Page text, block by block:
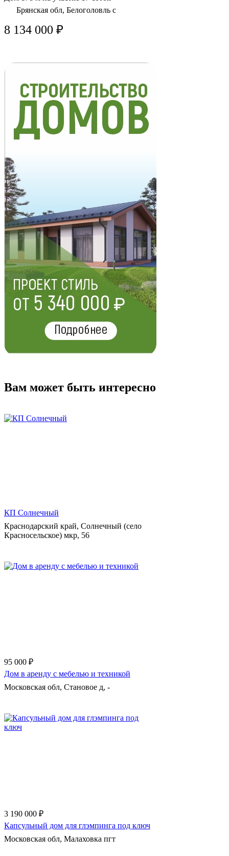
Брянская обл, Белоголовль с
8 134 000 ₽
Вам может быть интересно
КП Солнечный
Краснодарский край, Солнечный (село
Красносельское) мкр, 56
95 000 ₽
Дом в аренду с мебелью и техникой
Московская обл, Становое д, -
3 190 000 ₽
Капсульный дом для глэмпинга под ключ
Московская обл, Малаховка пгт